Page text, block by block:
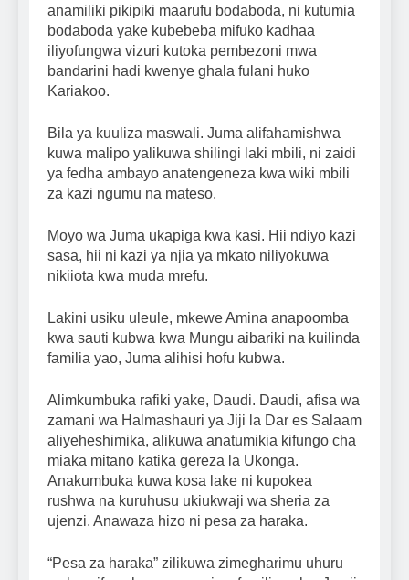
anamiliki pikipiki maarufu bodaboda, ni kutumia
bodaboda yake kubebeba mifuko kadhaa
iliyofungwa vizuri kutoka pembezoni mwa
bandarini hadi kwenye ghala fulani huko
Kariakoo.
Bila ya kuuliza maswali. Juma alifahamishwa
kuwa malipo yalikuwa shilingi laki mbili, ni zaidi
ya fedha ambayo anatengeneza kwa wiki mbili
za kazi ngumu na mateso.
Moyo wa Juma ukapiga kwa kasi. Hii ndiyo kazi
sasa, hii ni kazi ya njia ya mkato niliyokuwa
nikiiota kwa muda mrefu.
Lakini usiku uleule, mkewe Amina anapoomba
kwa sauti kubwa kwa Mungu aibariki na kuilinda
familia yao, Juma alihisi hofu kubwa.
Alimkumbuka rafiki yake, Daudi. Daudi, afisa wa
zamani wa Halmashauri ya Jiji la Dar es Salaam
aliyeheshimika, alikuwa anatumikia kifungo cha
miaka mitano katika gereza la Ukonga.
Anakumbuka kuwa kosa lake ni kupokea
rushwa na kuruhusu ukiukwaji wa sheria za
ujenzi. Anawaza hizo ni pesa za haraka.
“Pesa za haraka” zilikuwa zimegharimu uhuru